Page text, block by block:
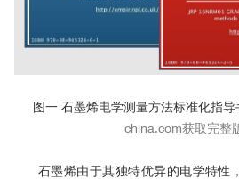
图一 石墨烯电学测量方法标准化指导
china.com获取完整
石墨烯由于其独特优异的电学特性